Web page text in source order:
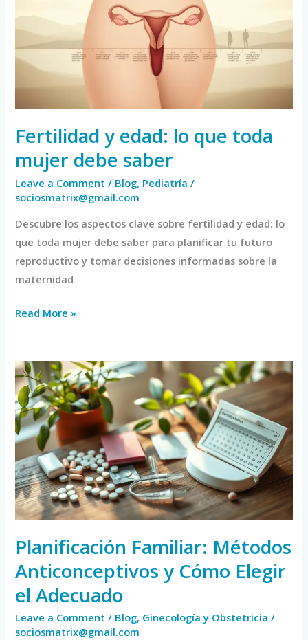
Fertilidad y edad: lo que toda
mujer debe saber
Leave a Comment / Blog, Pediatría /
sociosmatrix@gmail.com
Descubre los aspectos clave sobre fertilidad y edad: lo
que toda mujer debe saber para planificar tu futuro
reproductivo y tomar decisiones informadas sobre la
maternidad
que
toda
mujer
debe
saber
Read More »
Planificación Familiar: Métodos
Anticonceptivos y Cómo Elegir
el Adecuado
Leave a Comment / Blog, Ginecología y Obstetricia /
sociosmatrix@gmail.com
Planificación
Familiar:
Métodos
Anticonceptivos
y
Cómo
Elegir
el
Adecuado